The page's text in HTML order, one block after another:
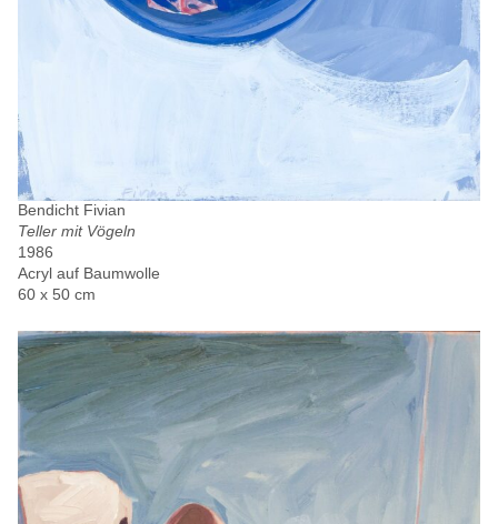
Bendicht Fivian
Teller mit Vögeln
1986
Acryl auf Baumwolle
60 x 50 cm